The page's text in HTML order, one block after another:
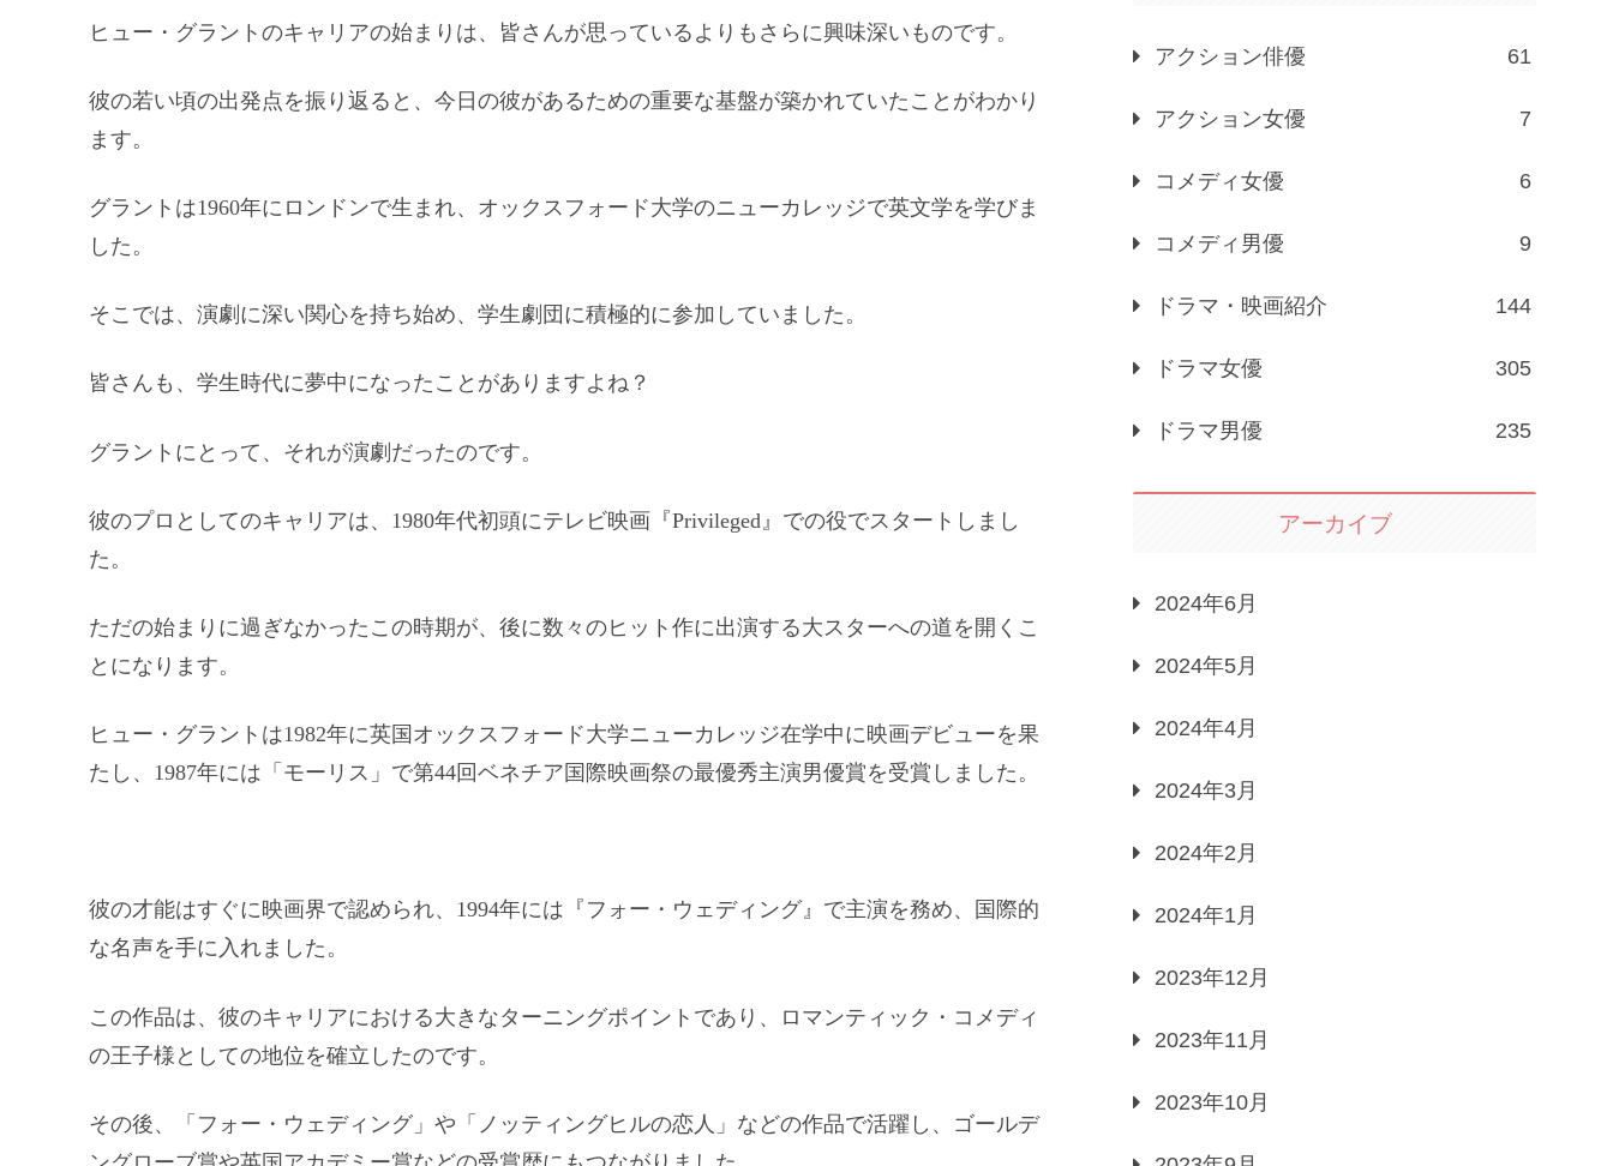
ヒュー・グラントのキャリアの始まりは、皆さんが思っているよりもさらに興味深いものです。
彼の若い頃の出発点を振り返ると、今日の彼があるための重要な基盤が築かれていたことがわかり
ます。
グラントは1960年にロンドンで生まれ、オックスフォード大学のニューカレッジで英文学を学びま
した。
そこでは、演劇に深い関心を持ち始め、学生劇団に積極的に参加していました。
皆さんも、学生時代に夢中になったことがありますよね？
グラントにとって、それが演劇だったのです。
彼のプロとしてのキャリアは、1980年代初頭にテレビ映画『Privileged』での役でスタートしまし
た。
ただの始まりに過ぎなかったこの時期が、後に数々のヒット作に出演する大スターへの道を開くこ
とになります。
ヒュー・グラントは1982年に英国オックスフォード大学ニューカレッジ在学中に映画デビューを果
たし、1987年には「モーリス」で第44回ベネチア国際映画祭の最優秀主演男優賞を受賞しました。
彼の才能はすぐに映画界で認められ、1994年には『フォー・ウェディング』で主演を務め、国際的
な名声を手に入れました。
この作品は、彼のキャリアにおける大きなターニングポイントであり、ロマンティック・コメディ
の王子様としての地位を確立したのです。
その後、「フォー・ウェディング」や「ノッティングヒルの恋人」などの作品で活躍し、ゴールデ
アクション俳優 61
アクション女優 7
コメディ女優 6
コメディ男優 9
ドラマ・映画紹介 144
ドラマ女優 305
ドラマ男優 235
アーカイブ
2024年6月
2024年5月
2024年4月
2024年3月
2024年2月
2024年1月
2023年12月
2023年11月
2023年10月